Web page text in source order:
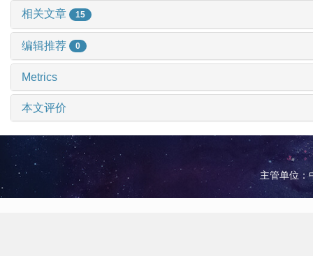
相关文章 15
编辑推荐 0
Metrics
本文评价
主管单位：